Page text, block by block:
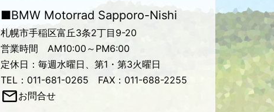
■BMW Motorrad Sapporo-Nishi
札幌市手稲区富丘3条2丁目9-20
営業時間 AM10:00～PM6:00
定休日：毎週水曜日、第1・第3火曜日
TEL：011-681-0265 FAX：011-688-2255
お問合せ